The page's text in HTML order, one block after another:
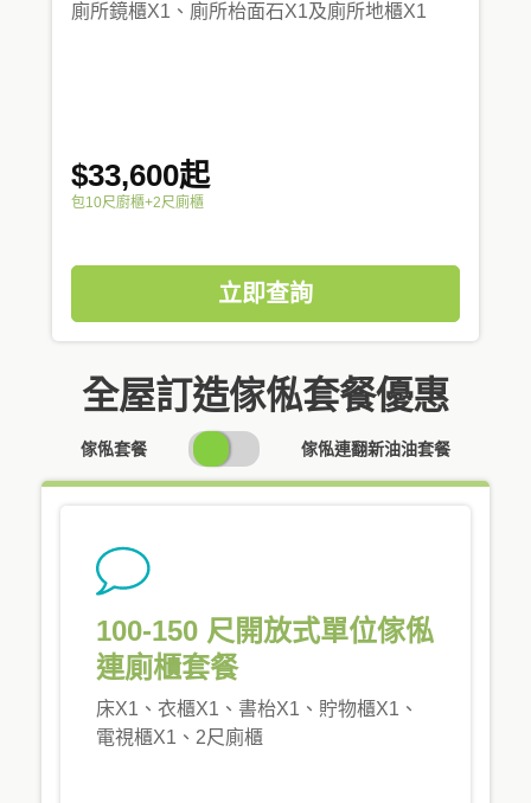
廁所鏡櫃X1、廁所枱面石X1及廁所地櫃X1
$33,600起
包10尺廚櫃+2尺廁櫃
立即查詢
全屋訂造傢俬套餐優惠
傢俬套餐
SWITCH
PRICING
傢俬連翻新油油套餐
100-150 尺開放式單位傢俬
連廁櫃套餐
床X1、衣櫃X1、書枱X1、貯物櫃X1、
電視櫃X1、2尺廁櫃